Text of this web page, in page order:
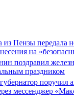
из Пензы передала
на
поздравил
праздником
поручил
мессенджер